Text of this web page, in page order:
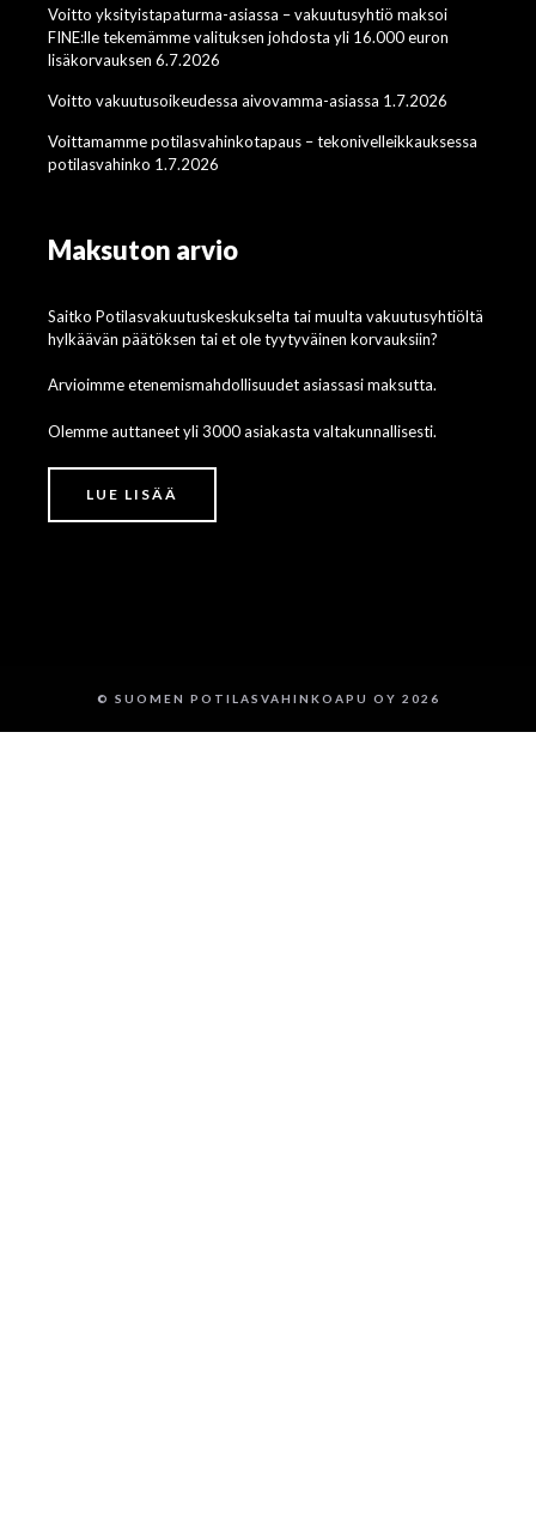
Voitto yksityistapaturma-asiassa – vakuutusyhtiö maksoi
FINE:lle tekemämme valituksen johdosta yli 16.000 euron
lisäkorvauksen 6.7.2026
Voitto vakuutusoikeudessa aivovamma-asiassa 1.7.2026
Voittamamme potilasvahinkotapaus – tekonivelleikkauksessa
potilasvahinko 1.7.2026
Maksuton arvio
Saitko Potilasvakuutuskeskukselta tai muulta vakuutusyhtiöltä
hylkäävän päätöksen tai et ole tyytyväinen korvauksiin?
Arvioimme etenemismahdollisuudet asiassasi maksutta.
Olemme auttaneet yli 3000 asiakasta valtakunnallisesti.
LUE LISÄÄ
© SUOMEN POTILASVAHINKOAPU OY 2026